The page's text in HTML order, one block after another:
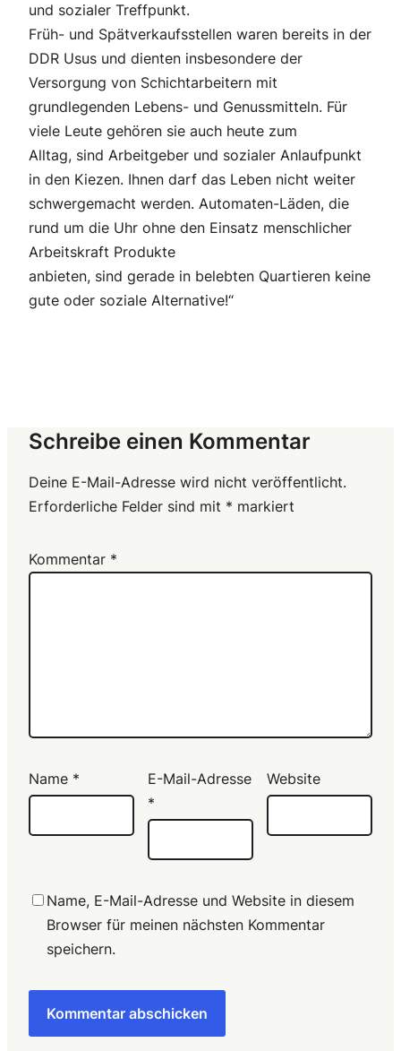
und sozialer Treffpunkt.
Früh- und Spätverkaufsstellen waren bereits in der
DDR Usus und dienten insbesondere der
Versorgung von Schichtarbeitern mit
grundlegenden Lebens- und Genussmitteln. Für
viele Leute gehören sie auch heute zum
Alltag, sind Arbeitgeber und sozialer Anlaufpunkt
in den Kiezen. Ihnen darf das Leben nicht weiter
schwergemacht werden. Automaten-Läden, die
rund um die Uhr ohne den Einsatz menschlicher
Arbeitskraft Produkte
anbieten, sind gerade in belebten Quartieren keine
gute oder soziale Alternative!“
Schreibe einen Kommentar
Deine E-Mail-Adresse wird nicht veröffentlicht.
Erforderliche Felder sind mit * markiert
Kommentar *
Name *
E-Mail-Adresse
*
Website
Name, E-Mail-Adresse und Website in diesem
Browser für meinen nächsten Kommentar
speichern.